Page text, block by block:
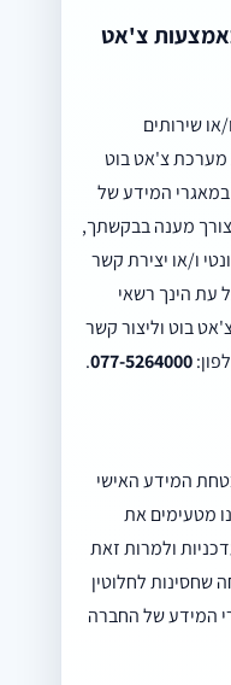
צ'אט
שירותים
צ'אט בוט
המידע של
מענה בבקשתך,
ו/או יצירת קשר
עת הינך רשאי
בוט וליצור קשר
077-5264000
.
המידע האישי
מטעימים את
ולמרות זאת
שחסינות לחלוטין
המידע של החברה